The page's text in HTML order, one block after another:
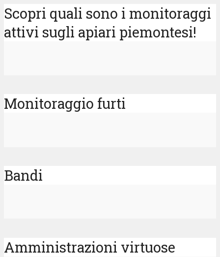
Scopri quali sono i monitoraggi
attivi sugli apiari piemontesi!
Monitoraggio furti
Bandi
Amministrazioni virtuose